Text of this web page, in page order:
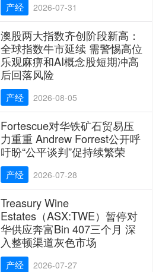
产经 2026-07-31
澳股两大指数齐创阶段新高：
全球指数牛市延续 需警惕高位
乐观麻痹和AI概念股短期冲高
后回落风险
产经 2026-08-05
Fortescue对华铁矿石贸易压
力重重 Andrew Forrest公开呼
吁盼“公平谈判”促持续繁荣
产经 2026-07-28
Treasury Wine
Estates（ASX:TWE）暂停对
华供应奔富Bin 407三个月 深
入整顿渠道灰色市场
产经 2026-07-27